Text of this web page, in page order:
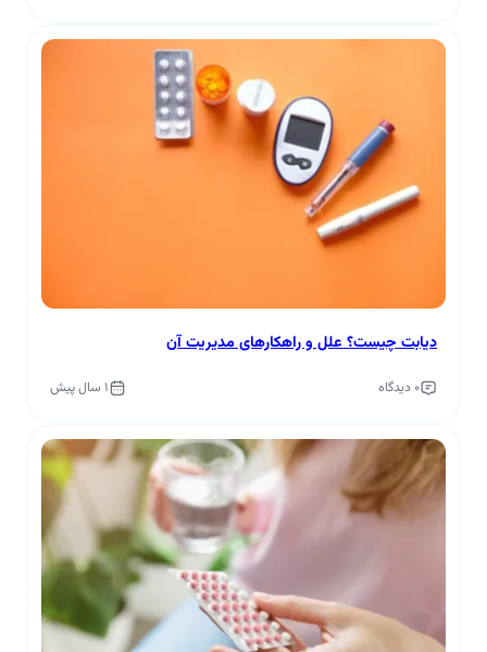
دیابت چیست؟ علل و راهکارهای مدیریت آن
0 دیدگاه 1 سال پیش